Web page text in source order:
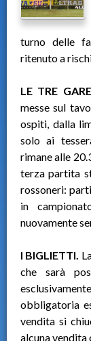
turno delle
ritenuto a
LE TRE
messe sul
ospiti, dalla
solo ai
rimane alle
terza partita
rossoneri:
in
nuovamente
I BIGLIETTI.
che sarà
obbligatoria
vendita si
alcuna vendita